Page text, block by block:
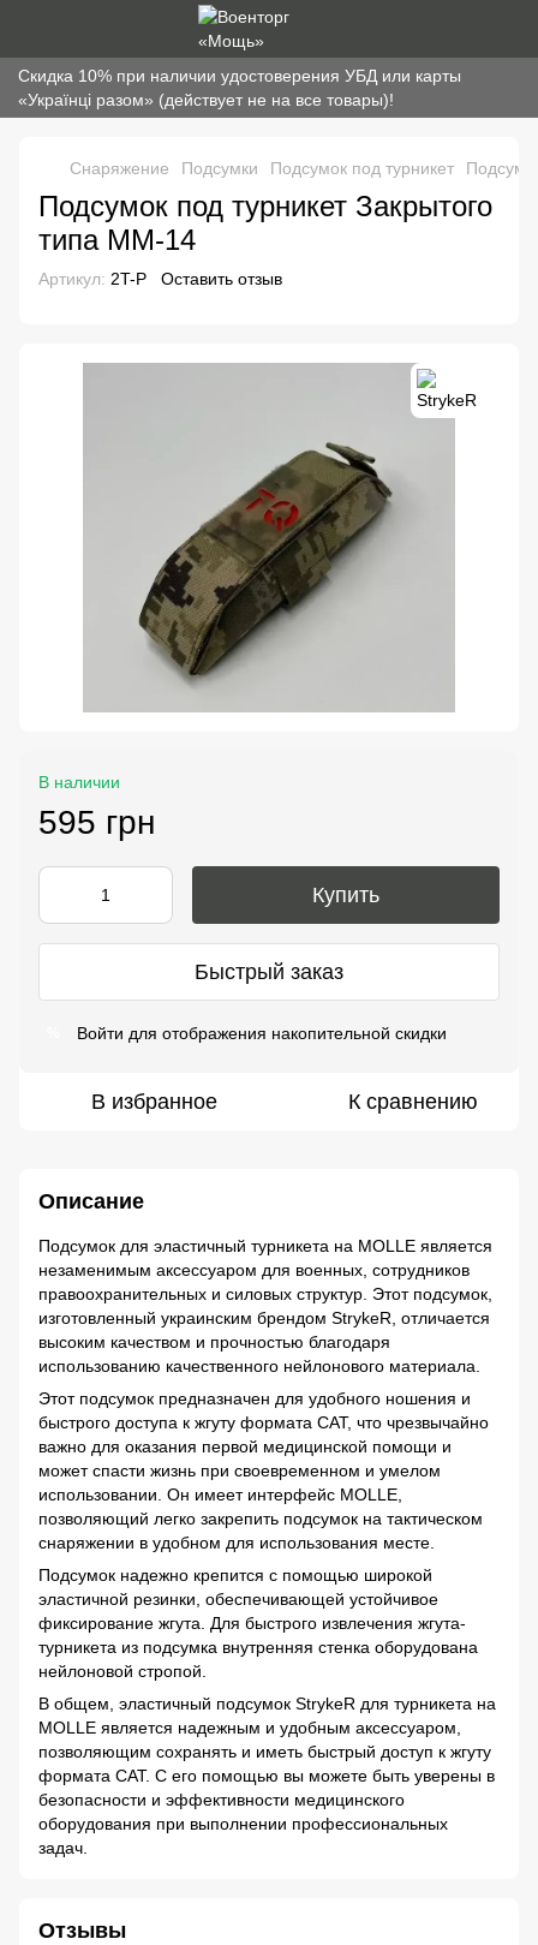
Скидка 10% при наличии удостоверения УБД или карты
«Українці разом» (действует не на все товары)!
Снаряжение Подсумки Подсумок под турникет
Подсумок под турникет Закрытого
типа ММ-14
Артикул: 2T-P Оставить отзыв
В наличии
595 грн
Купить
Быстрый заказ
Войти для отображения накопительной скидки
В избранное К сравнению
Описание
Подсумок для эластичный турникета на MOLLE является
незаменимым аксессуаром для военных, сотрудников
правоохранительных и силовых структур. Этот подсумок,
изготовленный украинским брендом StrykeR, отличается
высоким качеством и прочностью благодаря
использованию качественного нейлонового материала.
Этот подсумок предназначен для удобного ношения и
быстрого доступа к жгуту формата CAT, что чрезвычайно
важно для оказания первой медицинской помощи и
может спасти жизнь при своевременном и умелом
использовании. Он имеет интерфейс MOLLE,
позволяющий легко закрепить подсумок на тактическом
снаряжении в удобном для использования месте.
Подсумок надежно крепится с помощью широкой
эластичной резинки, обеспечивающей устойчивое
фиксирование жгута. Для быстрого извлечения жгута-
турникета из подсумка внутренняя стенка оборудована
нейлоновой стропой.
В общем, эластичный подсумок StrykeR для турникета на
MOLLE является надежным и удобным аксессуаром,
позволяющим сохранять и иметь быстрый доступ к жгуту
формата CAT. С его помощью вы можете быть уверены в
безопасности и эффективности медицинского
оборудования при выполнении профессиональных
задач.
Отзывы